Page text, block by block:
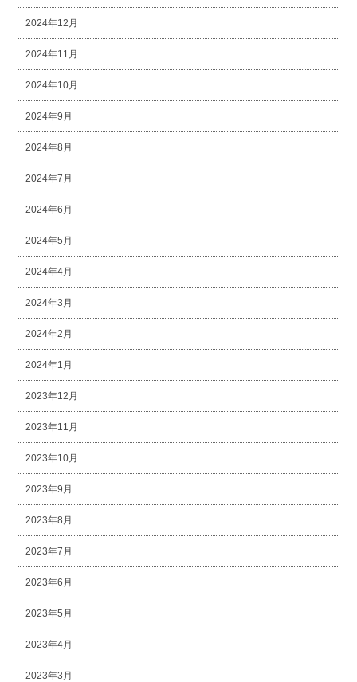
2024年12月
2024年11月
2024年10月
2024年9月
2024年8月
2024年7月
2024年6月
2024年5月
2024年4月
2024年3月
2024年2月
2024年1月
2023年12月
2023年11月
2023年10月
2023年9月
2023年8月
2023年7月
2023年6月
2023年5月
2023年4月
2023年3月